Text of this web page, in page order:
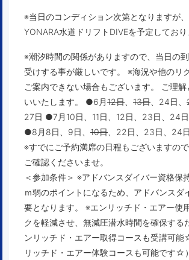
※当日のコンディション次第となりますが
YONARA水道ドリフトDIVEを予定しており
※潮汐時間の関係がありますので、当日の
受けする事が厳しいです。 ※海況や他のリ
ご案内できない場合もございます。 ご理
いいたします。 ●6月12日 13日 、24日、
27日 ●7月10日、11日、12日、23日、24
●8月8日、9日、 10日 、22日、23日、24
※すでにご予約満席の日程もございますの
ご確認くださいませ。
＜参加条件＞ ※アドバンスダイバー資格保
ｍ弱のポイントになるため、アドバンスダ
要となります。 ※エンリッチド・エアー使
クを軽減させ、無減圧潜水時間を確保す
ンリッチド・エアー取得コースも受講可
リッチド・エアー体験コースも可能です☆